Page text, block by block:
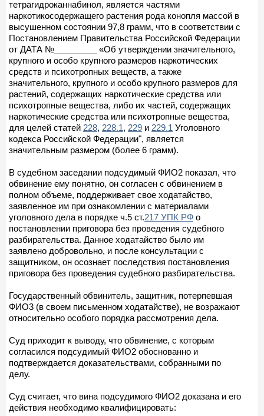
тетрагидроканнабинол, является частями
наркотикосодержащего растения рода конопля массой в
высушенном состоянии 97,8 грамм, что в соответствии с
Постановлением Правительства Российской Федерации
от ДАТА №_________ «Об утверждении значительного,
крупного и особо крупного размеров наркотических
средств и психотропных веществ, а также
значительного, крупного и особо крупного размеров для
растений, содержащих наркотические средства или
психотропные вещества, либо их частей, содержащих
наркотические средства или психотропные вещества,
для целей статей 228, 228.1, 229 и 229.1 Уголовного
кодекса Российской Федерации", является
значительным размером (более 6 грамм).
В судебном заседании подсудимый ФИО2 показал, что
обвинение ему понятно, он согласен с обвинением в
полном объеме, поддерживает свое ходатайство,
заявленное им при ознакомлении с материалами
уголовного дела в порядке ч.5 ст.217 УПК РФ о
постановлении приговора без проведения судебного
разбирательства. Данное ходатайство было им
заявлено добровольно, и после консультации с
защитником, он осознает последствия постановления
приговора без проведения судебного разбирательства.
Государственный обвинитель, защитник, потерпевшая
ФИО3 (в своем письменном ходатайстве), не возражают
относительно особого порядка рассмотрения дела.
Суд приходит к выводу, что обвинение, с которым
согласился подсудимый ФИО2 обоснованно и
подтверждается доказательствами, собранными по
делу.
Суд считает, что вина подсудимого ФИО2 доказана и его
действия необходимо квалифицировать: